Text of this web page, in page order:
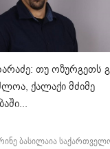
თუ ოზურგეთს
ქალაქი მძიმე
ბასილაია